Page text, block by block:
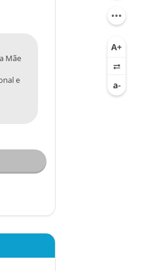
Mãe
e